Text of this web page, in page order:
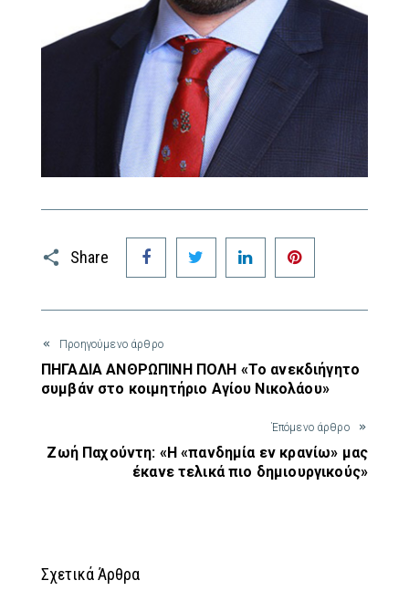
Share
Facebook Twitter LinkedIn
Προηγούμενο άρθρο
ΠΗΓΑΔΙΑ ΑΝΘΡΩΠΙΝΗ ΠΟΛΗ «Το ανεκδιήγητο
συμβάν στο κοιμητήριο Αγίου Νικολάου»
Έπόμενο άρθρο
Ζωή Παχούντη: «Η «πανδημία εν κρανίω» μας
έκανε τελικά πιο δημιουργικούς»
Σχετικά Άρθρα